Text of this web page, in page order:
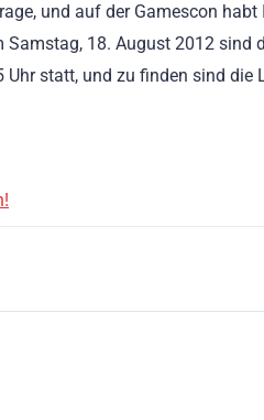
und auf der Gamescon habt
Samstag, 18. August 2012 sind
statt, und zu finden sind die